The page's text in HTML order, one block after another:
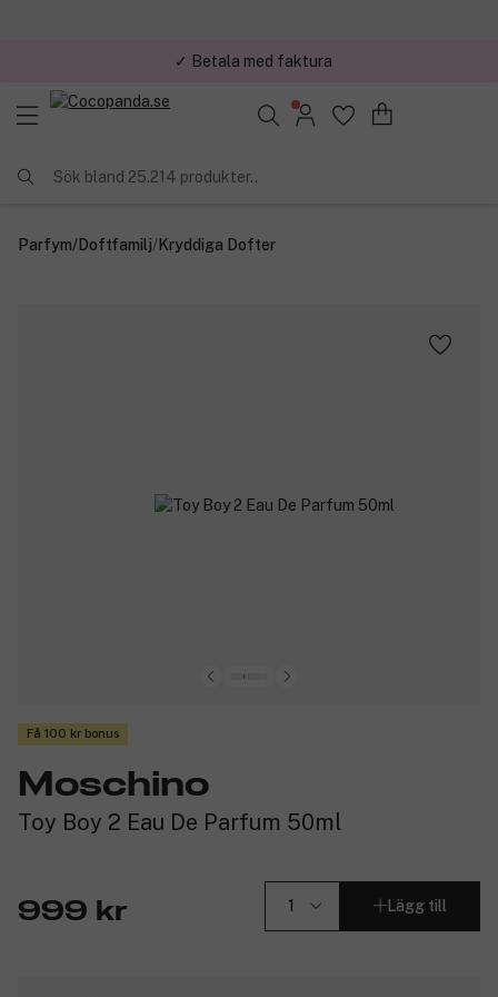
✓ Betala med faktura
Sök bland 25.214 produkter..
Parfym/Doftfamilj/Kryddiga Dofter
Få 100 kr bonus
Moschino
Toy Boy 2 Eau De Parfum 50ml
999 kr Lägg till